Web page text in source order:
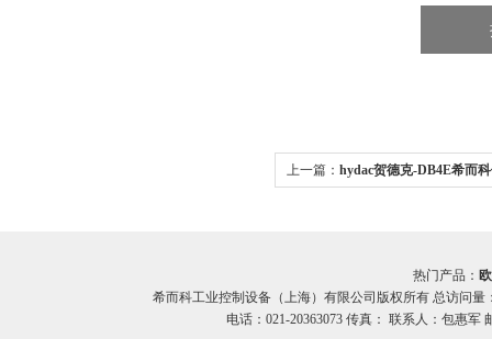
上一篇： hydac贺德克-DB4E希而
热门产品：
希而科工业控制设备（上海）有限公司版权所有 总访问量
电话：021-20363073 传真： 联系人：包惠军